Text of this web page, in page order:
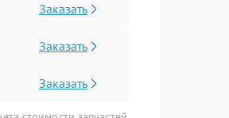
Заказать
Заказать
Заказать